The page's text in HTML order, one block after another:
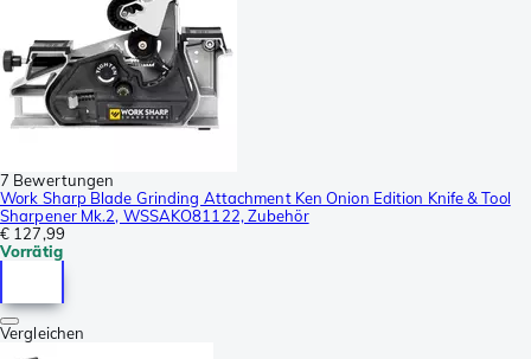
7 Bewertungen
Work Sharp Blade Grinding Attachment Ken Onion Edition Knife & Tool
Sharpener Mk.2, WSSAKO81122, Zubehör
€ 127,99
Vorrätig
Vergleichen